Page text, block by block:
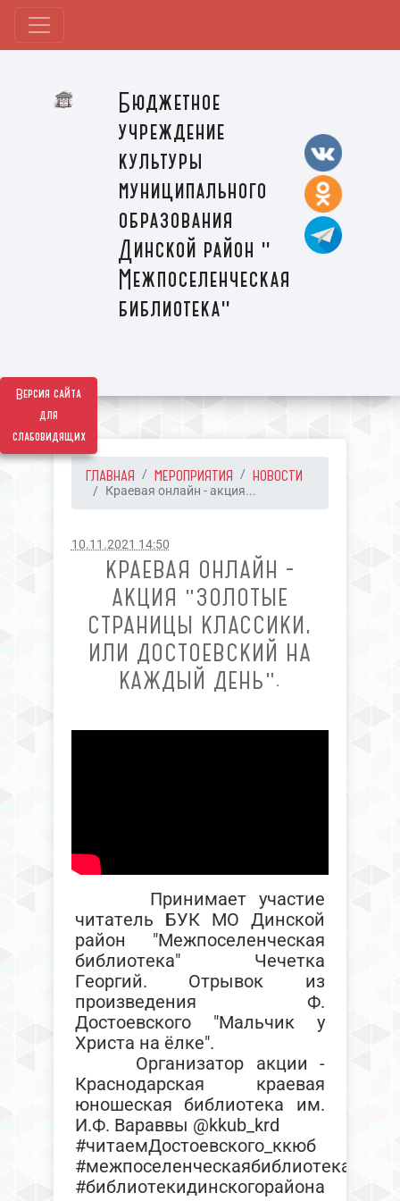
Версия сайта
для
слабовидящих
Бюджетное
учреждение
культуры
муниципального
образования
Динской район "
Межпоселенческая
библиотека"
ГЛАВНАЯ МЕРОПРИЯТИЯ НОВОСТИ
Краевая онлайн - акция...
10.11.2021 14:50
КРАЕВАЯ ОНЛАЙН -
АКЦИЯ "ЗОЛОТЫЕ
СТРАНИЦЫ КЛАССИКИ,
ИЛИ ДОСТОЕВСКИЙ НА
КАЖДЫЙ ДЕНЬ".
Принимает участие
читатель БУК МО Динской
район "Межпоселенческая
библиотека" Чечетка
Георгий. Отрывок из
произведения Ф.
Достоевского "Мальчик у
Христа на ёлке".
Организатор акции -
Краснодарская краевая
юношеская библиотека им.
И.Ф. Вараввы @kkub_krd
#читаемДостоевского_ккюб
#межпоселенческаябиблиотека
#библиотекидинскогорайона